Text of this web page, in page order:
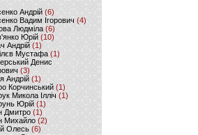
Андрій (6)
Вадим Ігорович (4)
Людміла(6)
Юрій(10)
Андрій(1)
Мустафа (1)
Денис
(3)
Андрій (1)
Корчинський (1)
Микола Ілліч (1)
Юрій (1)
Дмитро(1)
Михайло (2)
Олесь (6)